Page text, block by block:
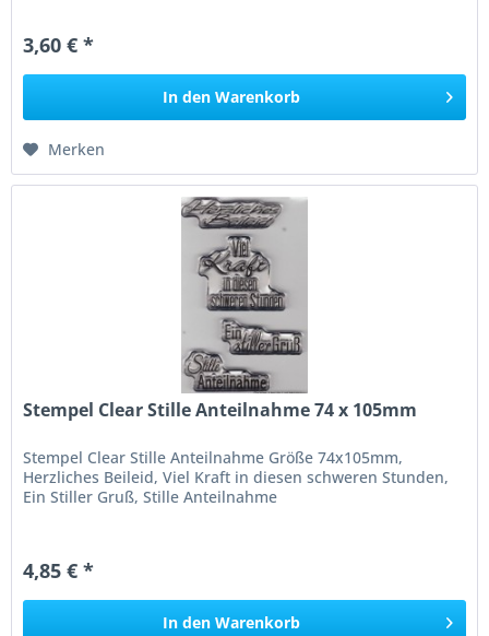
3,60 € *
In den Warenkorb
Merken
Stempel Clear Stille Anteilnahme 74 x 105mm
Stempel Clear Stille Anteilnahme Größe 74x105mm,
Herzliches Beileid, Viel Kraft in diesen schweren Stunden,
Ein Stiller Gruß, Stille Anteilnahme
4,85 € *
In den Warenkorb